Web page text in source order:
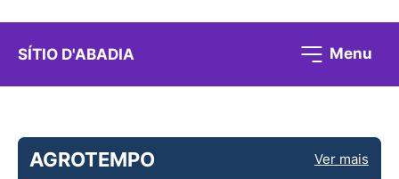
SÍTIO D'ABADIA Menu
AGROTEMPO Ver mais